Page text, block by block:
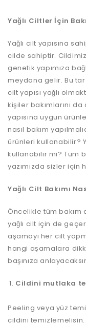
Yağlı Ciltler İçin
Yağlı cilt yapısına
cilde sahiptir.
genetik yapımıza
meydana gelir. Bu
cilt yapısı yağlı
kişiler bakımlarını
yapısına uygun
nasıl bakım
ürünleri kullanabilir?
kullanabilir mi? Tüm
yazımızda sizler için
Yağlı Cilt Bakımı
Öncelikle tüm bakım
yağlı cilt için de
aşamayı her cilt
hangi aşamalara
başınıza
Cildini mutlaka
Peeling veya yüz
cildini